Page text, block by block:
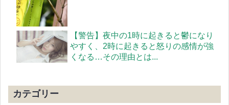
【警告】夜中の1時に起きると鬱になり
やすく、2時に起きると怒りの感情が強
くなる…その理由とは...
カテゴリー